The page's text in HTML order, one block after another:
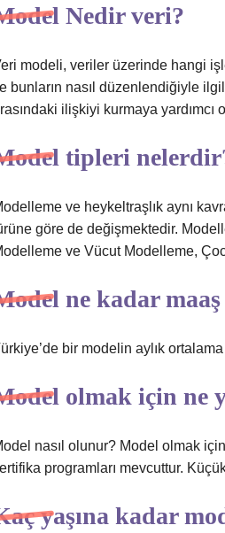
Nedir veri?
modeli, veriler üzerinde hangi
bunların nasıl düzenlendiğiyle
ilişkiyi kurmaya yardımcı
tipleri
ve heykeltraşlık aynı
göre de değişmektedir.
ve Vücut Modelleme,
ne kadar maaş
bir modelin aylık
olmak için ne
nasıl olunur? Model olmak
programları mevcuttur.
yaşına kadar